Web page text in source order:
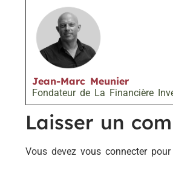
Jean-Marc Meunier
Fondateur de La Financière
Laisser un
Vous devez vous connecterpour